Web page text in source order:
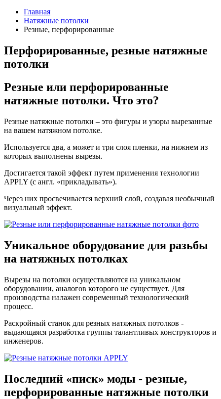
Главная
Натяжные потолки
Резные, перфорированные
Перфорированные, резные натяжные
потолки
Резные или перфорированные
натяжные потолки. Что это?
Резные натяжные потолки – это фигуры и узоры вырезанные
на вашем натяжном потолке.
Используется два, а может и три слоя пленки, на нижнем из
которых выполнены вырезы.
Достигается такой эффект путем применения технологии
APPLY (с англ. «прикладывать»).
Через них просвечивается верхний слой, создавая необычный
визуальный эффект.
Уникальное оборудование для разьбы
на натяжных потолках
Вырезы на потолки осуществляются на уникальном
оборудовании, аналогов которого не существует. Для
производства налажен современный технологический
процесс.
Раскройный станок для резных натяжных потолков -
выдающаяся разработка группы талантливых конструкторов и
инженеров.
Последний «писк» моды - резные,
перфорированные натяжные потолки